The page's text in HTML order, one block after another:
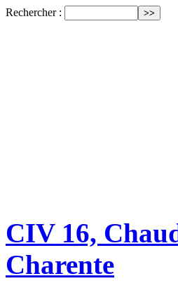
Rechercher :
CIV 16,
Charente